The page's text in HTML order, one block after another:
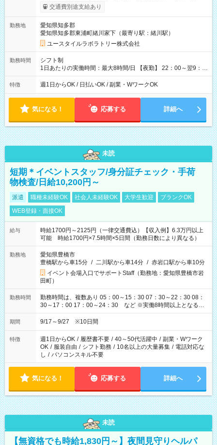
考慮して決定します 【収入例】 週1回勤務の場合：1,830円×8時
間×4回=5万8,560円 週3回勤務の場合：1,830円×8時間×12回
月 ※ 雇用形態と給与に、本採用時と異なる部分があります。 雇
用形態：本採用時と同じです。 給与：時給 1,570円以上
交通費別途支給あり
勤務地
愛知県知多郡
愛知県知多郡東浦町緒川家下（最寄り駅：緒川駅）
ユースタイルラボラトリー株式会社
勤務時間
シフト制
1日あたりの実働時間：最大8時間/日 【夜勤】 22：00～翌9：
00 ※週1日～OK ／ 夜勤専従 ＊＊ 勤務時間例 ＊＊ ■22時か
ら翌7時 ■23時から翌8時 ■24時から翌9時 など ※上記の時間
ます。 ※曜日固定（毎週同じ曜日での勤務となります）
特徴 週1日からOK / 日払いOK / 副業・WワークOK
気になる！ 応募する 詳細へ
未読
短期＊イベントスタッフ/身分証チェック・手荷
物検査/日給10,200円～
派遣 職種未経験OK 社会人未経験OK 大学生歓迎
ブランクOK
WEB登録・面接OK
給与
時給1700円～2125円（一律交通費込）【収入例】6.3万円以上
可能 時給1700円×7.5時間×5日間（勤務日数により異なる）
勤務地
愛知県豊橋市
豊橋駅から車15分 / 二川駅から車14分 / 赤岩口駅から車10分
イベント会場入口でサポートStaff（勤務地：愛知県豊橋市岩
田町）
勤務時間
勤務時間は、複数あり 05：00～15：30 07：30～22：30 08：
30～17：00 17：00～24：30 など ※実働8時間以上となる勤
務もあります。 【休憩】60分+他休憩あり 交替で取得します。
安全面に配慮しこまめな休憩があります。
期間 9/17～9/27 ※10日間
特徴 週1日からOK / 履歴書不要 / 40～50代活躍中 / 副業・Wワーク
OK / 服装自由 / シフト勤務 / 10名以上の大量募集 / 電話対応な
し / パソコンスキル不要
気になる！ 応募する 詳細へ
未読
【無資格でも時給1,830円～】夜間見守りヘルパ